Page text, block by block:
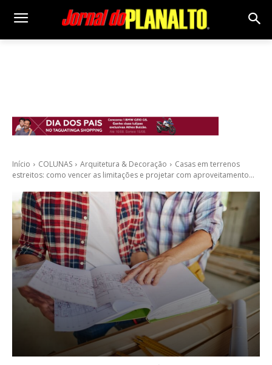
Início COLUNAS Arquitetura & Decoração
Casas em terrenos
estreitos: como vencer as limitações e projetar com aproveitamento...